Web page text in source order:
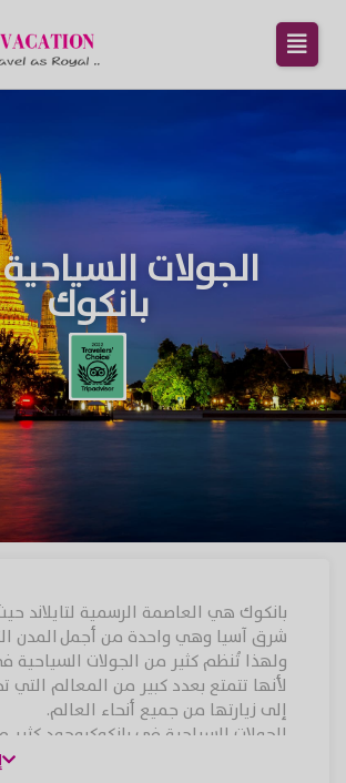
الجولات
بانكوك
بانكوك هي العاصمة الرسمية لتايلاند
شرق آسيا وهي واحدة من أجمل المدن
ولهذا تُنظم كثير من الجولات السياحية
لأنها تتمتع بعدد كبير من المعالم التي
إلى زيارتها من جميع أنحاء العالم.
الجولات السياحية في بانكوكبوجود كثير
والأنشطة التي تنظم في بانكوك وذلك